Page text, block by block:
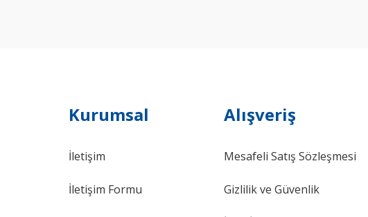
Kurumsal
İletişim
İletişim Formu
Alışveriş
Mesafeli Satış Sözleşmesi
Gizlilik ve Güvenlik